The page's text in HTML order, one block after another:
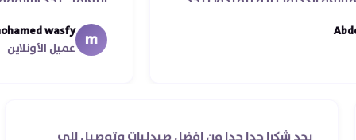
عمله ..فضل يتابع
mohamed wasfy
عميل الأونلاين